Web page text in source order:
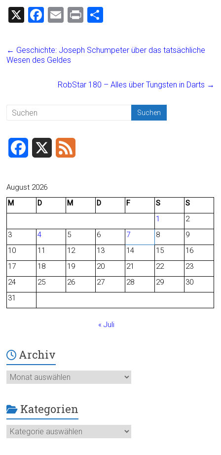
X
F
ce
b
E
ai
l
Pr
t
e
← Geschichte: Joseph Schumpeter über das tatsächliche
Wesen des Geldes
RobStar 180 – Alles über Tungsten in Darts →
c
b
o
August 2026
M
D M D F S
S
1
2
3
4 5 6 7 8
9
10
11 12 13 14 15
16
17
18 19 20 21 22
23
24
25 26 27 28 29
30
31
« Juli
Archiv
Archiv
Kategorien
Kategorien